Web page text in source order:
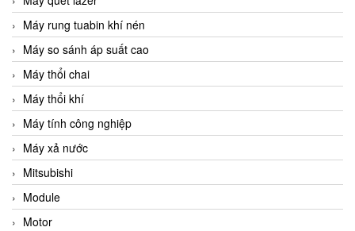
Máy rung tuabin khí nén
Máy so sánh áp suất cao
Máy thổi chai
Máy thổi khí
Máy tính công nghiệp
Máy xả nước
Mitsubishi
Module
Motor